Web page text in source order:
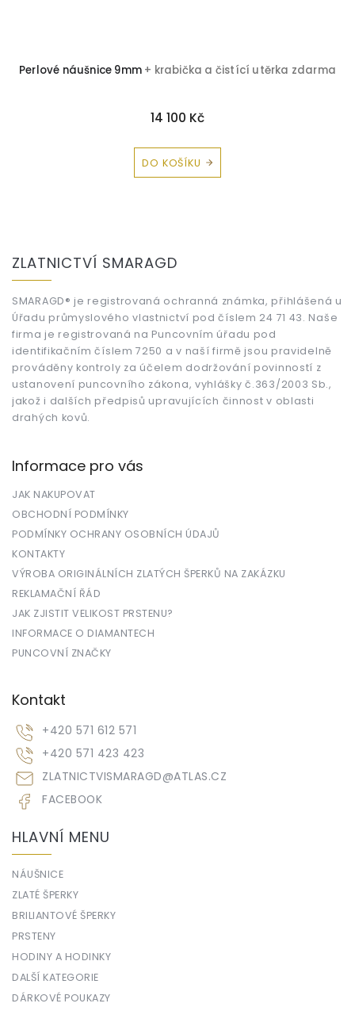
Perlové náušnice 9mm + krabička a čistící utěrka zdarma
14 100 Kč
DO KOŠÍKU
ZLATNICTVÍ SMARAGD
SMARAGD® je registrovaná ochranná známka, přihlášená u
Úřadu průmyslového vlastnictví pod číslem 24 71 43. Naše
firma je registrovaná na Puncovním úřadu pod
identifikačním číslem 7250 a v naší firmě jsou pravidelně
prováděny kontroly za účelem dodržování povinností z
ustanovení puncovního zákona, vyhlášky č.363/2003 Sb.,
jakož i dalších předpisů upravujících činnost v oblasti
drahých kovů.
Informace pro vás
JAK NAKUPOVAT
OBCHODNÍ PODMÍNKY
PODMÍNKY OCHRANY OSOBNÍCH ÚDAJŮ
KONTAKTY
VÝROBA ORIGINÁLNÍCH ZLATÝCH ŠPERKŮ NA ZAKÁZKU
REKLAMAČNÍ ŘÁD
JAK ZJISTIT VELIKOST PRSTENU?
INFORMACE O DIAMANTECH
PUNCOVNÍ ZNAČKY
Kontakt
ZLATNICTVISMARAGD@ATLAS.CZ
+420 571 612 571
+420 571 423 423
FACEBOOK
HLAVNÍ MENU
NÁUŠNICE
ZLATÉ ŠPERKY
BRILIANTOVÉ ŠPERKY
PRSTENY
HODINY A HODINKY
DALŠÍ KATEGORIE
DÁRKOVÉ POUKAZY